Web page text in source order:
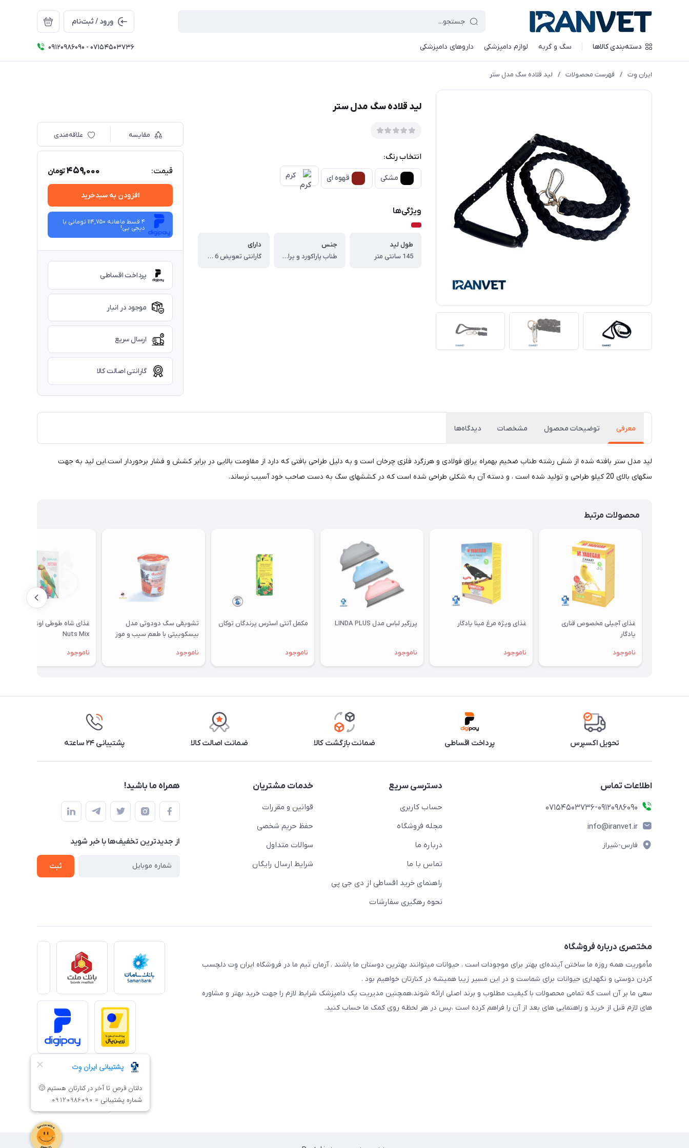
ورود / ثبت‌نام
دسته‌بندی کالاها سگ و گربه لوازم دامپزشکی داروهای دامپزشکی 09120986090 - 07154503736
ایران وِت / فهرست محصولات / لید قلاده سگ مدل ستر
لید قلاده سگ مدل ستر
انتخاب رنگ:
مشکی قهوه ای کرم
ویژگی‌ها
طول لید
145 سانتی متر
جنس
طناب پاراکورد و یراق فولادیو دسته فوم دار با رویه چرم
دارای
گارانتی تعویض 6 ماهه برای پارگی طناب در اثر کشش و شکستگی یراق
مقایسه علاقه‌مندی
قیمت: 459,000تومان
افزودن به سبدخرید
4 قسط ماهانه 114,750 تومانی با
دیجی ‌پی!
پرداخت اقساطی
موجود در انبار
ارسال سریع
گارانتی اصالت کالا
معرفی توضیحات محصول مشخصات دیدگاه‌ها
لید مدل ستر بافته شده از شش رشته طناب ضخیم بهمراه یراق فولادی و هرزگرد فلزی چرخان است و به دلیل طراحی بافتی که دارد از مقاومت بالایی در برابر کشش و فشار برخوردار است.این لید به جهت
سگهای بالای 20 کیلو طراحی و تولید شده است ، و دسته آن به شکلی طراحی شده است که در کششهای سگ به دست صاحب خود آسیب نرساند.
محصولات مرتبط
غذای آجیلی مخصوص قناری
یادگار
ناموجود
غذای ویژه مرغ مینا یادگار
ناموجود
پرزگیر لباس مدل LINDA PLUS
ناموجود
مکمل آنتی استرس پرندگان توکان
ناموجود
تشویقی سگ دودوتی مدل
بیسکوییتی با طعم سیب و موز
ناموجود
غذای شاه طوطی اوشکایا مدل
Nuts Mix
ناموجود
تحویل اکسپرس پرداخت اقساطی ضمانت بازگشت کالا ضمانت اصالت کالا پشتیبانی ۲۴ ساعته
اطلاعات تماس
07154503736-09120986090
info@iranvet.ir
فارس-شیراز
دسترسی سریع
حساب کاربری
مجله فروشگاه
درباره ما
تماس با ما
راهنمای خرید اقساطی از دی جی پی
نحوه رهگیری سفارشات
خدمات مشتریان
قوانین و مقررات
حفظ حریم شخصی
سوالات متداول
شرایط ارسال رایگان
همراه ما باشید!
از جدید‌ترین تخفیف‌ها با‌ خبر شوید
ثبت
مختصری درباره فروشگاه
مأموریت همه روزه ما ساختن آینده‌ای بهتر برای موجودات است . حیوانات میتوانند بهترین دوستان ما باشند . آرمان تیم ما در فروشگاه ایران وِت دلچسب
کردن دوستی و نگهداری حیوانات برای شماست و در این مسیر زیبا همیشه در کنارتان خواهیم بود .
سعی ما بر آن است که تمامی محصولات با کیفیت مطلوب و برند اصلی ارائه شوند،همچنین مدیریت یک دامپزشک شرایط لازم را جهت خرید بهتر و مشاوره
های لازم قبل از خرید و راهنمایی های بعد از آن را فراهم کرده است ،پس در هر لحظه روی کمک ما حساب کنید.